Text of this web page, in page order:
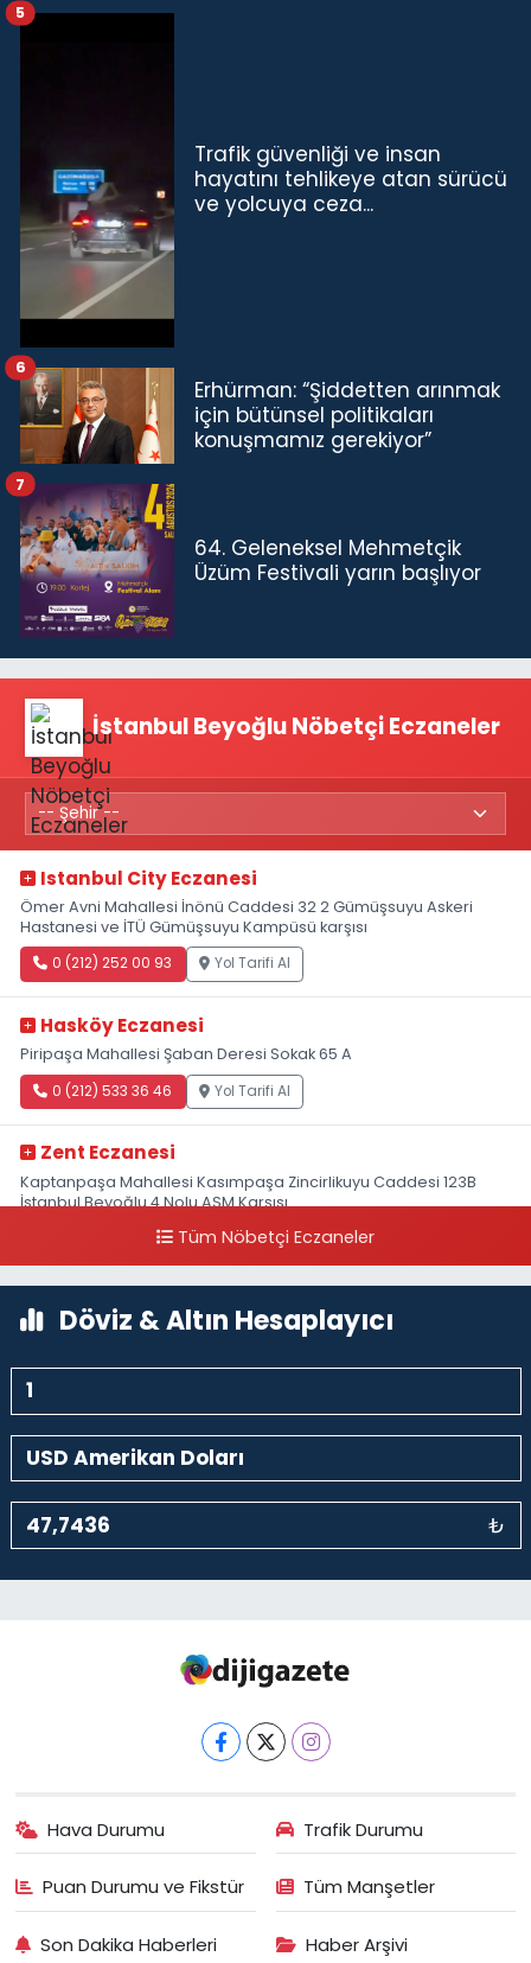
Trafik güvenliği ve insan
hayatını tehlikeye atan sürücü
ve yolcuya ceza...
5
Erhürman: “Şiddetten arınmak
için bütünsel politikaları
konuşmamız gerekiyor”
6
64. Geleneksel Mehmetçik
Üzüm Festivali yarın başlıyor
7
İstanbul Beyoğlu Nöbetçi Eczaneler
Istanbul City Eczanesi
Ömer Avni Mahallesi İnönü Caddesi 32 2 Gümüşsuyu Askeri
Hastanesi ve İTÜ Gümüşsuyu Kampüsü karşısı
0 (212) 252 00 93 Yol Tarifi Al
Hasköy Eczanesi
Piripaşa Mahallesi Şaban Deresi Sokak 65 A
0 (212) 533 36 46 Yol Tarifi Al
Zent Eczanesi
Kaptanpaşa Mahallesi Kasımpaşa Zincirlikuyu Caddesi 123B
İstanbul Beyoğlu 4 Nolu ASM Karşısı
0 (212) 297 96 92 Yol Tarifi Al
Tüm Nöbetçi Eczaneler
Döviz & Altın Hesaplayıcı
₺
Hava Durumu Trafik Durumu
Puan Durumu ve Fikstür Tüm Manşetler
Son Dakika Haberleri Haber Arşivi